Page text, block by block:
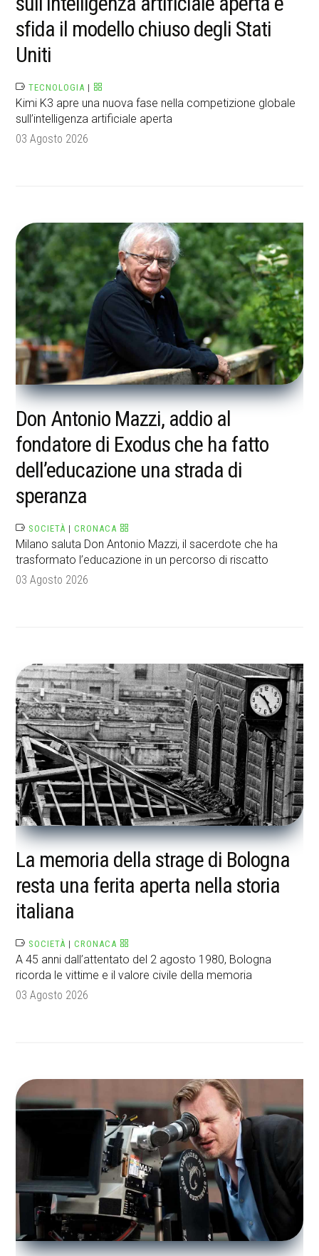
sfida il modello chiuso degli Stati
Uniti
TECNOLOGIA |
Kimi K3 apre una nuova fase nella competizione globale
sull’intelligenza artificiale aperta
03 Agosto 2026
Don Antonio Mazzi, addio al
fondatore di Exodus che ha fatto
dell’educazione una strada di
speranza
SOCIETÀ |CRONACA
Milano saluta Don Antonio Mazzi, il sacerdote che ha
trasformato l’educazione in un percorso di riscatto
03 Agosto 2026
La memoria della strage di Bologna
resta una ferita aperta nella storia
italiana
SOCIETÀ |CRONACA
A 45 anni dall’attentato del 2 agosto 1980, Bologna
ricorda le vittime e il valore civile della memoria
03 Agosto 2026